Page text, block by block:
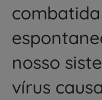
combatida
nosso
vírus